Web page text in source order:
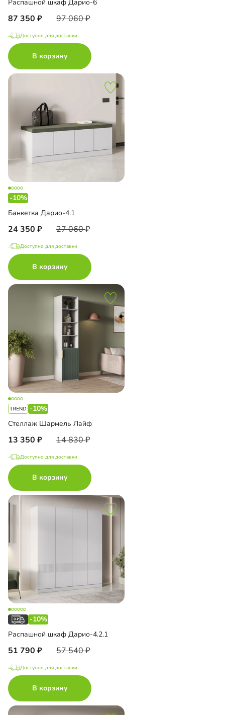
Распашной шкаф Дарио-6
87 350 97 060
Доступно для доставки
В корзину
-10%
Банкетка Дарио-4.1
24 350 27 060
Доступно для доставки
В корзину
-10%
Стеллаж Шармель Лайф
13 350 14 830
Доступно для доставки
В корзину
-10%
Распашной шкаф Дарио-4.2.1
51 790 57 540
Доступно для доставки
В корзину